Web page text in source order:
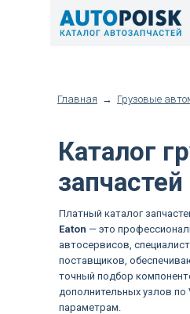
Главная Грузовые
→
Платный каталог
Eaton — это
автосервисов,
поставщиков,
точный подбор
дополнительных узлов по
параметрам.
Каталог
запчастей